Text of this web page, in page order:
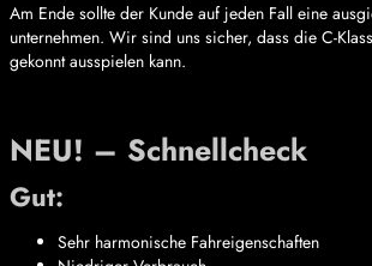
Am Ende sollte der Kunde auf jeden Fall eine
unternehmen. Wir sind uns sicher, dass die C-
gekonnt ausspielen kann.
NEU! – Schnellcheck
Gut:
Sehr harmonische Fahreigenschaften